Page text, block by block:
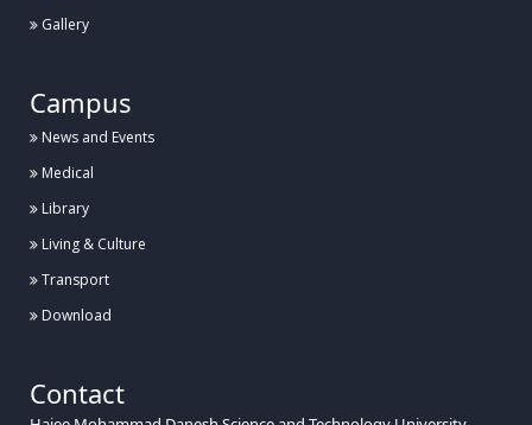
আন্তঃবিশ্ববিদ্যালয় তায়কোয়ানডো ও কারাতে প্রতিযোগিতা ২০২৬ এ
Gallery
Campus
News and Events
Medical
Library
Living & Culture
Transport
Download
Contact